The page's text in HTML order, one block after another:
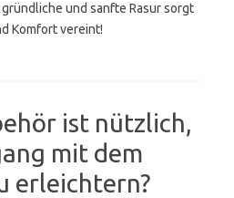
und sanfte Rasur sorgt
Komfort vereint!
ist nützlich,
mit dem
erleichtern?